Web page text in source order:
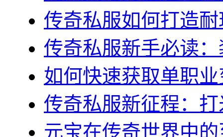
传奇私服如何打造
传奇私服新手必读
如何快速获取单职
传奇私服新征程：
元宝在传奇世界中